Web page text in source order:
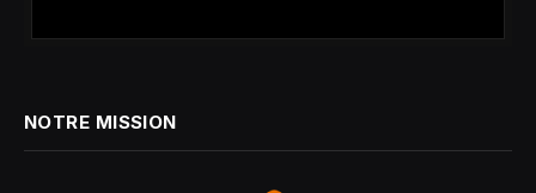
NOTRE MISSION